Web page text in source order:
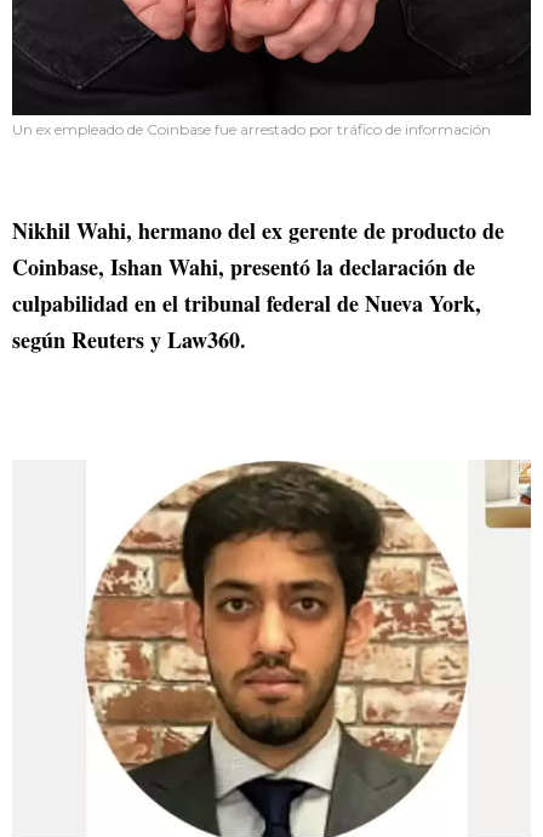
Un ex empleado de Coinbase fue arrestado por tráfico de información
Nikhil Wahi, hermano del ex gerente de producto de
Coinbase, Ishan Wahi, presentó la declaración de
culpabilidad en el tribunal federal de Nueva York,
según Reuters y Law360.